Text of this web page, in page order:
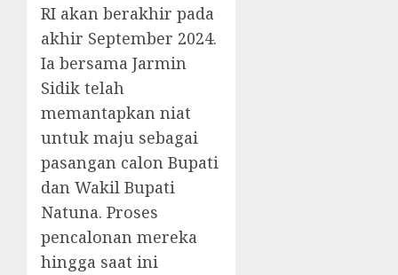
RI akan berakhir pada
akhir September 2024.
Ia bersama Jarmin
Sidik telah
memantapkan niat
untuk maju sebagai
pasangan calon Bupati
dan Wakil Bupati
Natuna. Proses
pencalonan mereka
hingga saat ini